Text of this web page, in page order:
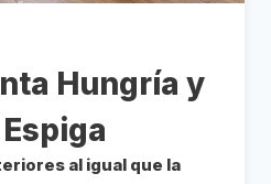
Hungría y
al igual que la